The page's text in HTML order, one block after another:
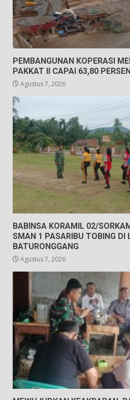
PEMBANGUNAN KOPERASI
PAKKAT II CAPAI 63,80 PERSEN
Agustus 7, 2026
BABINSA KORAMIL 02/
SMAN 1 PASARIBU TOBING DI
BATURONGGANG
Agustus 7, 2026